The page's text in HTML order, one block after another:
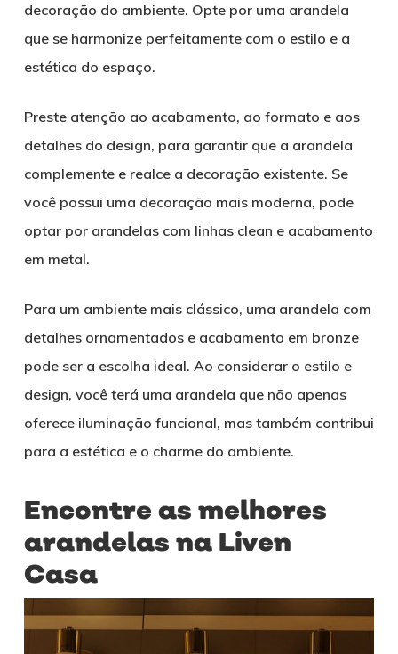
decoração do ambiente. Opte por uma arandela
que se harmonize perfeitamente com o estilo e a
estética do espaço.
Preste atenção ao acabamento, ao formato e aos
detalhes do design, para garantir que a arandela
complemente e realce a decoração existente. Se
você possui uma decoração mais moderna, pode
optar por arandelas com linhas clean e acabamento
em metal.
Para um ambiente mais clássico, uma arandela com
detalhes ornamentados e acabamento em bronze
pode ser a escolha ideal. Ao considerar o estilo e
design, você terá uma arandela que não apenas
oferece iluminação funcional, mas também contribui
para a estética e o charme do ambiente.
Encontre as melhores
arandelas na Liven
Casa